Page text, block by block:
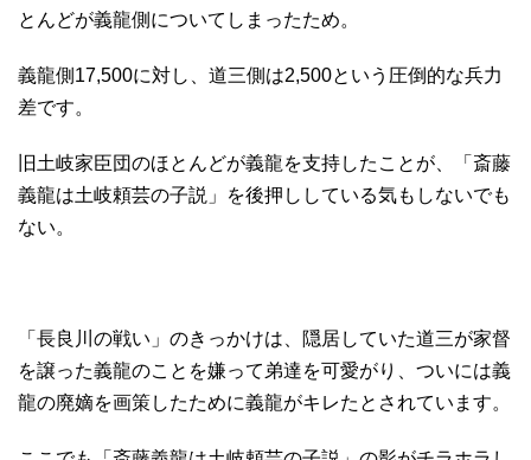
とんどが義龍側についてしまったため。
義龍側17,500に対し、道三側は2,500という圧倒的な兵力
差です。
旧土岐家臣団のほとんどが義龍を支持したことが、「斎藤
義龍は土岐頼芸の子説」を後押ししている気もしないでも
ない。
「長良川の戦い」のきっかけは、隠居していた道三が家督
を譲った義龍のことを嫌って弟達を可愛がり、ついには義
龍の廃嫡を画策したために義龍がキレたとされています。